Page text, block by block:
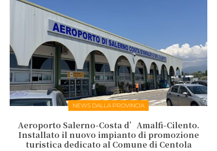
NEWS DALLA PROVINCIA
Aeroporto Salerno-Costa d’Amalfi-Cilento.
Installato il nuovo impianto di promozione
turistica dedicato al Comune di Centola